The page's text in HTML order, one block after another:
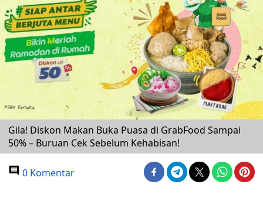
Gila! Diskon Makan Buka Puasa di GrabFood Sampai
50% – Buruan Cek Sebelum Kehabisan!
0 Komentar